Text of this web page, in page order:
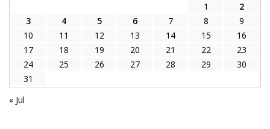
1
2
3
4 5 6 7 8
9
10
11 12 13 14 15
16
17
18 19 20 21 22
23
24
25 26 27 28 29
30
31
« Jul